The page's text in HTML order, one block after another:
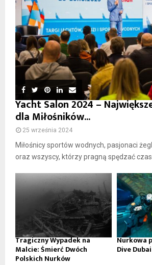
Yacht Salon 2024 –
dla Miłośników...
25 września 2024
Miłośnicy sportów wodnych, pasjonaci
oraz wszyscy, którzy pragną spędzać czas
Tragiczny Wypadek na
Malcie: Śmierć Dwóch
Polskich Nurków
Nurkowa
Dive